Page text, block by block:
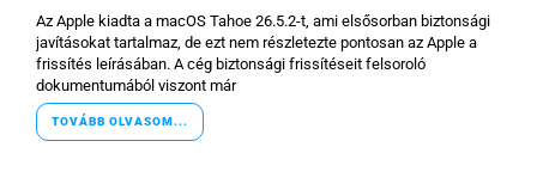
Az Apple kiadta a macOS Tahoe 26.5.2-t, ami elsősorban biztonsági
javításokat tartalmaz, de ezt nem részletezte pontosan az Apple a
frissítés leírásában. A cég biztonsági frissítéseit felsoroló
dokumentumából viszont már
TOVÁBB OLVASOM...